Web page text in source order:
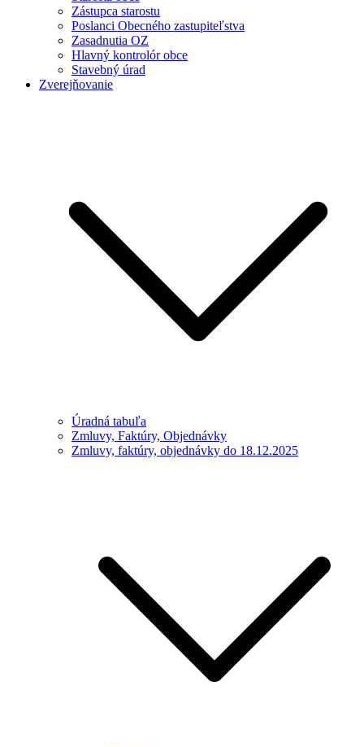
Zástupca starostu
Poslanci Obecného zastupiteľstva
Zasadnutia OZ
Hlavný kontrolór obce
Stavebný úrad
Zverejňovanie
Úradná tabuľa
Zmluvy, Faktúry, Objednávky
Zmluvy, faktúry, objednávky do 18.12.2025